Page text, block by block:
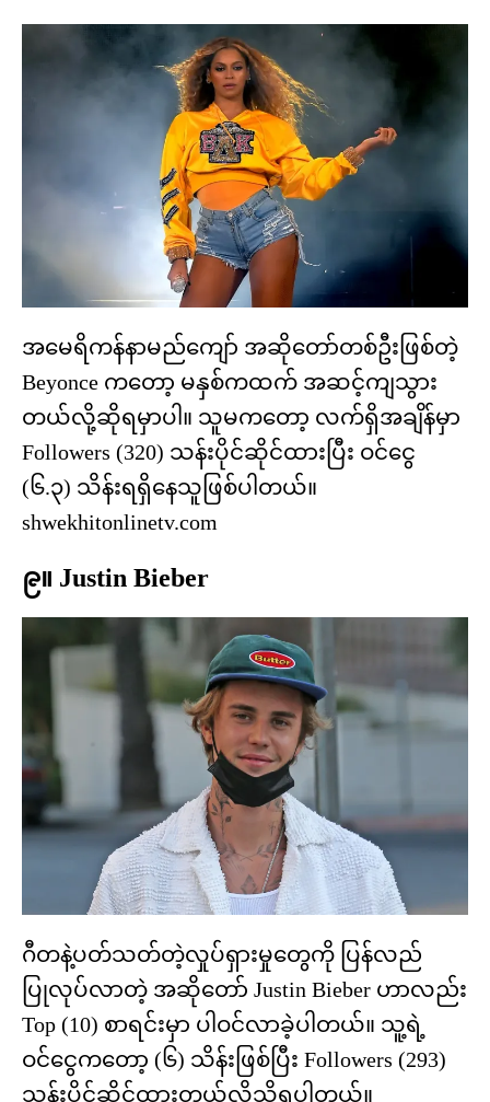
အမေရိကန်နာမည်ကျော် အဆိုတော်တစ်ဦးဖြစ်တဲ့
Beyonce ကတော့ မနှစ်ကထက် အဆင့်ကျသွား
တယ်လို့ဆိုရမှာပါ။ သူမကတော့ လက်ရှိအချိန်မှာ
Followers (320) သန်းပိုင်ဆိုင်ထားပြီး ဝင်ငွေ
(၆.၃) သိန်းရရှိနေသူဖြစ်ပါတယ်။
shwekhitonlinetv.com
၉။ Justin Bieber
ဂီတနဲ့ပတ်သတ်တဲ့လှုပ်ရှားမှုတွေကို ပြန်လည်
ပြုလုပ်လာတဲ့ အဆိုတော် Justin Bieber ဟာလည်း
Top (10) စာရင်းမှာ ပါဝင်လာခဲ့ပါတယ်။ သူ့ရဲ့
ဝင်ငွေကတော့ (၆) သိန်းဖြစ်ပြီး Followers (293)
သန်းပိုင်ဆိုင်ထားတယ်လို့သိရပါတယ်။